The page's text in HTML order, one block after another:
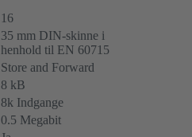
16
35 mm DIN-skinne i
henhold til EN 60715
Store and Forward
8 kB
8k Indgange
0.5 Megabit